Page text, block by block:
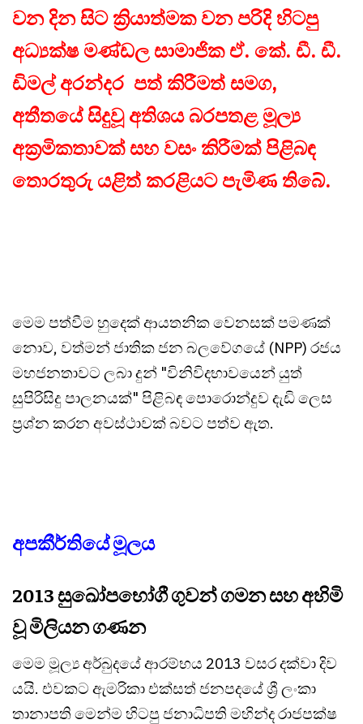
වන දින සිට ක්‍රියාත්මක වන පරිදි හිටපු
අධ්‍යක්ෂ මණ්ඩල සාමාජික ඒ. කේ. ඩී. ඩී.
ඩිමල් අරන්දර පත් කිරීමත් සමග,
අතීතයේ සිදුවූ අතිශය බරපතළ මූල්‍ය
අක්‍රමිකතාවක් සහ වසං කිරීමක් පිළිබඳ
තොරතුරු යළිත් කරළියට පැමිණ තිබේ.
මෙම පත්වීම හුදෙක් ආයතනික වෙනසක් පමණක්
නොව, වත්මන් ජාතික ජන බලවේගයේ (NPP) රජය
මහජනතාවට ලබා දුන් "විනිවිදභාවයෙන් යුත්
සුපිරිසිදු පාලනයක්" පිළිබඳ පොරොන්දුව දැඩි ලෙස
ප්‍රශ්න කරන අවස්ථාවක් බවට පත්ව ඇත.
අපකීර්තියේ මූලය
2013 සුඛෝපභෝගී ගුවන් ගමන සහ අහිමි
වූ මිලියන ගණන
මෙම මූල්‍ය අර්බුදයේ ආරම්භය 2013 වසර දක්වා දිව
යයි. එවකට ඇමරිකා එක්සත් ජනපදයේ ශ්‍රී ලංකා
තානාපති මෙන්ම හිටපු ජනාධිපති මහින්ද රාජපක්ෂ